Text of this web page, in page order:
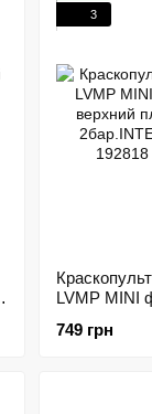
3
LVMP MINI
749 грн